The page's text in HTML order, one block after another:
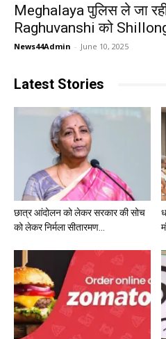
Meghalaya पुलिस ले जा
Raghuvanshi को
News44Admin - June 10, 2025
Latest Stories
छात्र आंदोलन को लेकर सरकार की सोच
को लेकर निर्मला सीतारमण...